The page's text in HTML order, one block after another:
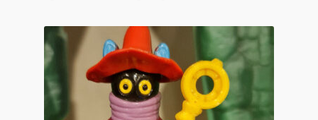
Richtlinie für Rückerstattungen und Rückgaben Wiederruf
AGBs Wiederruf Umtausch